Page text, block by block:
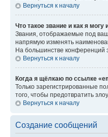
Вернуться к началу
Что такое звание и как я могу
Звания, отображаемые под
напрямую изменять
На большинстве конференций
Вернуться к началу
Когда я щёлкаю по ссылке
Только зарегистрированные
того, чтобы предотвратить
Вернуться к началу
Создание сообщений